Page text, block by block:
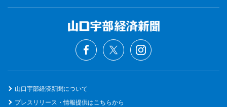
山口宇部経済新聞について
プレスリリース・情報提供はこちらから